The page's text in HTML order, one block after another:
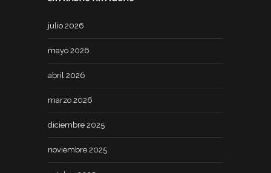
julio 2026
mayo 2026
abril 2026
marzo 2026
diciembre 2025
noviembre 2025